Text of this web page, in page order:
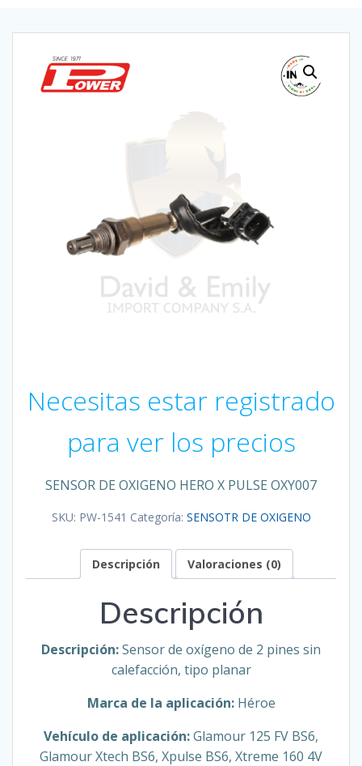
Necesitas estar registrado
para ver los precios
SENSOR DE OXIGENO HERO X PULSE OXY007
SKU: PW-1541 Categoría: SENSOTR DE OXIGENO
Descripción Valoraciones (0)
Descripción
Descripción:Sensor de oxígeno de 2 pines sin
calefacción, tipo planar
Marca de la aplicación:Héroe
Vehículo de aplicación:Glamour 125 FV BS6,
Glamour Xtech BS6, Xpulse BS6, Xtreme 160 4V